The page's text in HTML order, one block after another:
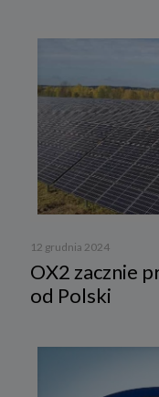
12 grudnia 2024
OX2 zacznie
od Polski